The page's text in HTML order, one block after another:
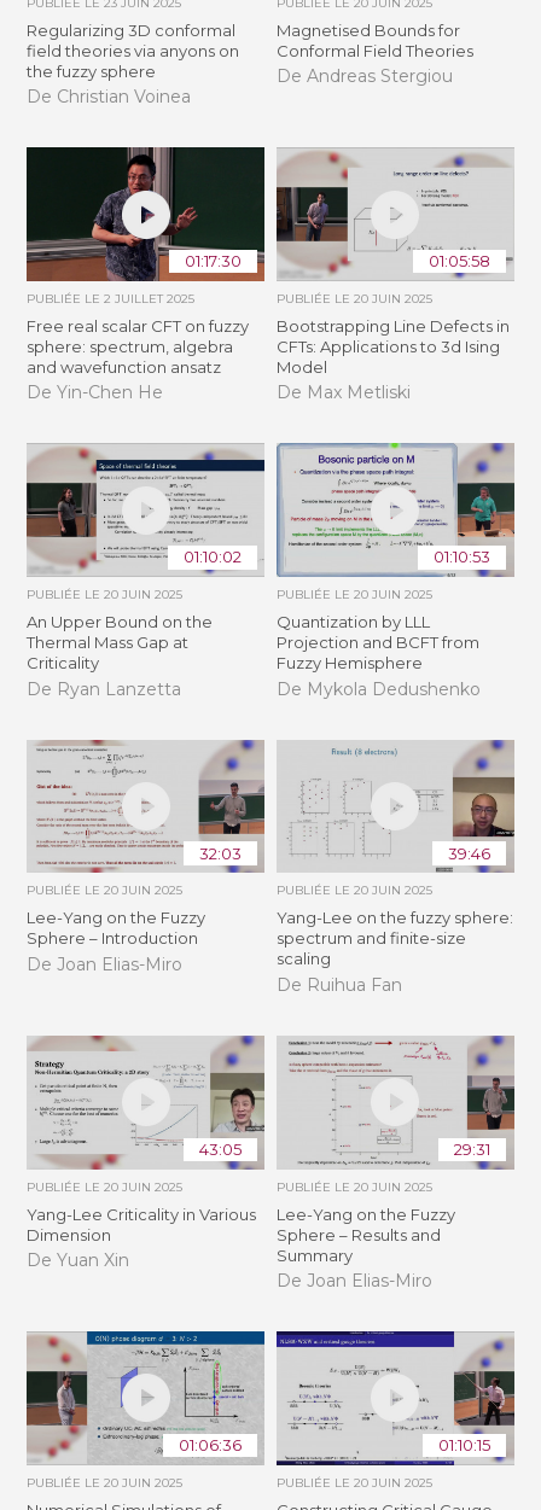
Regularizing 3D conformal
field theories via anyons on
the fuzzy sphere
De Christian Voinea
Magnetised Bounds for
Conformal Field Theories
De Andreas Stergiou
01:17:30
PUBLIÉE LE2 JUILLET 2025
Free real scalar CFT on fuzzy
sphere: spectrum, algebra
and wavefunction ansatz
De Yin-Chen He
01:05:58
PUBLIÉE LE 20 JUIN 2025
Bootstrapping Line Defects in
CFTs: Applications to 3d Ising
Model
De Max Metliski
01:10:02
PUBLIÉE LE20 JUIN 2025
An Upper Bound on the
Thermal Mass Gap at
Criticality
De Ryan Lanzetta
01:10:53
PUBLIÉE LE 20 JUIN 2025
Quantization by LLL
Projection and BCFT from
Fuzzy Hemisphere
De Mykola Dedushenko
32:03
PUBLIÉE LE20 JUIN 2025
Lee-Yang on the Fuzzy
Sphere – Introduction
De Joan Elias-Miro
39:46
PUBLIÉE LE 20 JUIN 2025
Yang-Lee on the fuzzy sphere:
spectrum and finite-size
scaling
De Ruihua Fan
43:05
PUBLIÉE LE20 JUIN 2025
Yang-Lee Criticality in Various
Dimension
De Yuan Xin
29:31
PUBLIÉE LE 20 JUIN 2025
Lee-Yang on the Fuzzy
Sphere – Results and
Summary
De Joan Elias-Miro
01:06:36
PUBLIÉE LE20 JUIN 2025
01:10:15
PUBLIÉE LE 20 JUIN 2025